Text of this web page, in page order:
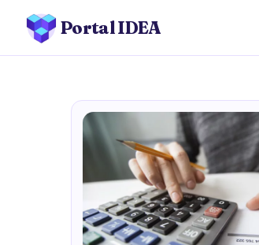
Portal IDEA